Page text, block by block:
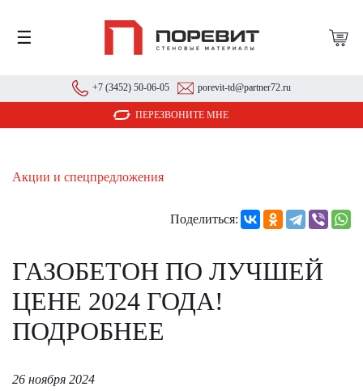
☰
+7 (3452) 50-06-05 porevit-td@partner72.ru
ПЕРЕЗВОНИТЕ МНЕ
Акции и спецпредложения
Поделиться:
ГАЗОБЕТОН ПО ЛУЧШЕЙ
ЦЕНЕ 2024 ГОДА!
ПОДРОБНЕЕ
26 ноября 2024